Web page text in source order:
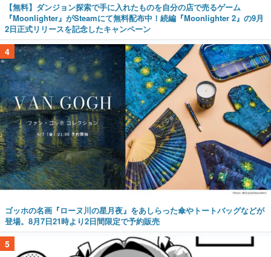
【無料】ダンジョン探索で手に入れたものを自分の店で売るゲーム
『Moonlighter』がSteamにて無料配布中！続編『Moonlighter 2』の9月
2日正式リリースを記念したキャンペーン
4
ゴッホの名画『ローヌ川の星月夜』をあしらった傘やトートバッグなどが
登場。8月7日21時より2日間限定で予約販売
5